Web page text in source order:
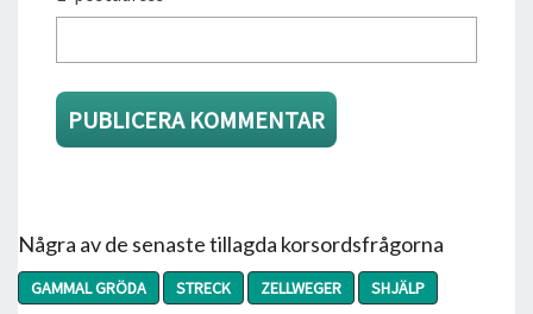
Några av de senaste tillagda korsordsfrågorna
GAMMAL GRÖDA STRECK ZELLWEGER
SHJÄLP